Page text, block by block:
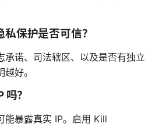
保护是否可信？
承诺、司法辖区、以及是否有独立
好。
？
能暴露真实 IP。启用 Kill